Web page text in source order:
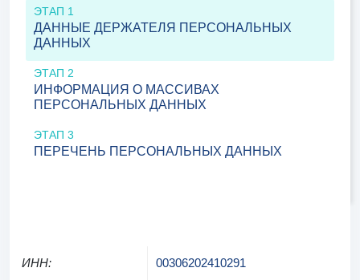
ЭТАП 1
ДАННЫЕ ДЕРЖАТЕЛЯ ПЕРСОНАЛЬНЫХ
ДАННЫХ
ЭТАП 2
ИНФОРМАЦИЯ О МАССИВАХ
ПЕРСОНАЛЬНЫХ ДАННЫХ
ЭТАП 3
ПЕРЕЧЕНЬ ПЕРСОНАЛЬНЫХ ДАННЫХ
ИНН: 00306202410291